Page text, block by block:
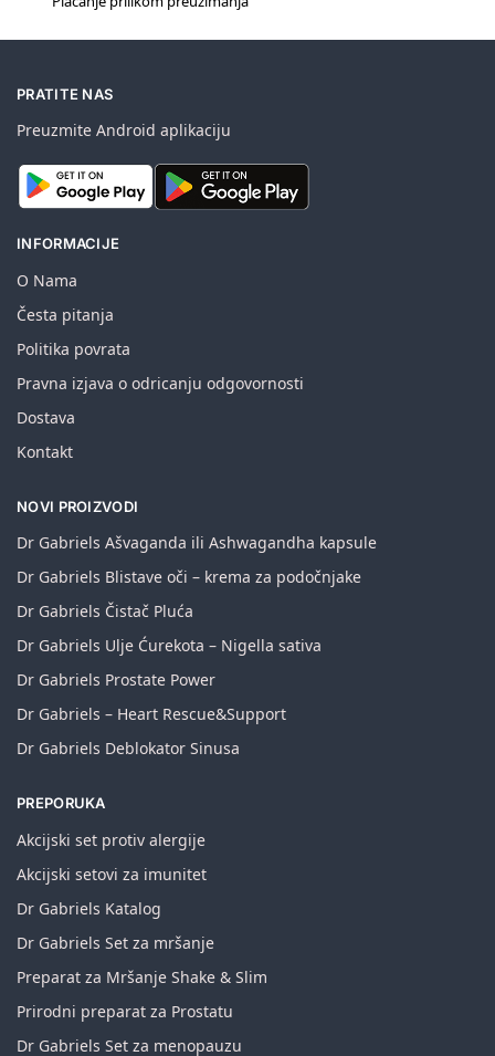
PRATITE NAS
Preuzmite Android aplikaciju
INFORMACIJE
O Nama
Česta pitanja
Politika povrata
Pravna izjava o odricanju odgovornosti
Dostava
Kontakt
NOVI PROIZVODI
Dr Gabriels Ašvaganda ili Ashwagandha kapsule
Dr Gabriels Blistave oči – krema za podočnjake
Dr Gabriels Čistač Pluća
Dr Gabriels Ulje Ćurekota – Nigella sativa
Dr Gabriels Prostate Power
Dr Gabriels – Heart Rescue&Support
Dr Gabriels Deblokator Sinusa
PREPORUKA
Akcijski set protiv alergije
Akcijski setovi za imunitet
Dr Gabriels Katalog
Dr Gabriels Set za mršanje
Preparat za Mršanje Shake & Slim
Prirodni preparat za Prostatu
Dr Gabriels Set za menopauzu